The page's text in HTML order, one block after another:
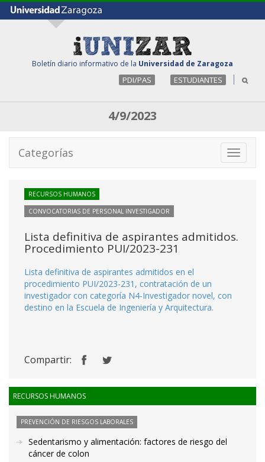
Boletín diario informativo de la Universidad de Zaragoza
PDI/PAS ESTUDIANTES
4/9/2023
Toggle
Categorías
RECURSOS HUMANOS
CONVOCATORIAS DE PERSONAL INVESTIGADOR
Lista definitiva de aspirantes admitidos.
Procedimiento PUI/2023-231
Lista definitiva de aspirantes admitidos en el
procedimiento PUI/2023-231, contratación de un
investigador con categoría N4-Investigador novel, con
destino en la Escuela de Ingeniería y Arquitectura.
Compartir:
RECURSOS HUMANOS
PREVENCIÓN DE RIESGOS LABORALES
Sedentarismo y alimentación: factores de riesgo del
cáncer de colon